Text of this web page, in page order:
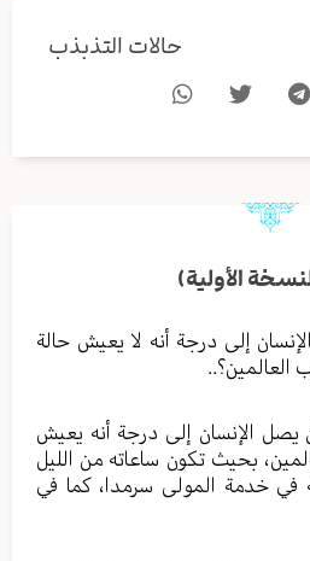
حالات التذبذب
الأولية)
إلى درجة أنه لا يعيش حالة
العالمين؟..
الإنسان إلى درجة أنه يعيش
بحيث تكون ساعاته من الليل
في خدمة المولى سرمدا، كما في